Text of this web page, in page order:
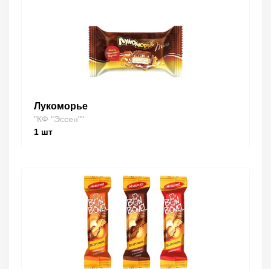
Лукоморье
"КФ "Эссен""
1 шт